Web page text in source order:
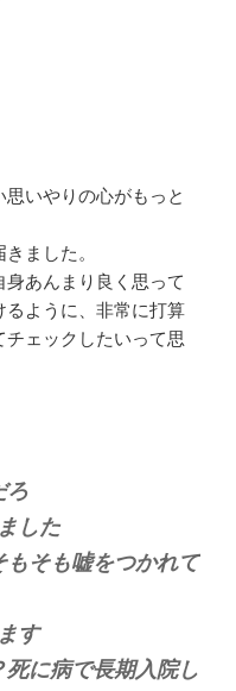
いやりの心がもっと
ました。
あんまり良く思って
るように、非常に打算
ェックしたいって思
ろ
した
そも嘘をつかれて
す
に病で長期入院し